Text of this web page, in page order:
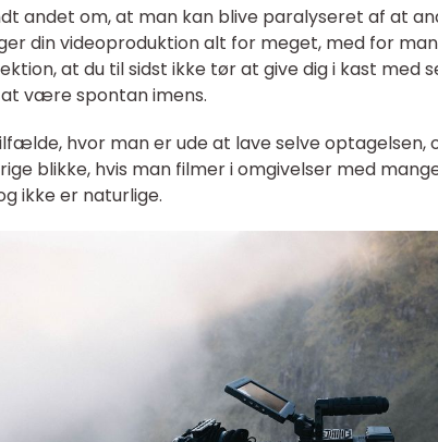
andet om, at man kan blive paralyseret af at
din videoproduktion alt for meget, med for
at du til sidst ikke tør at give dig i kast med
være spontan imens.
hvor man er ude at lave selve optagelsen,
blikke, hvis man filmer i omgivelser med
ikke er naturlige.